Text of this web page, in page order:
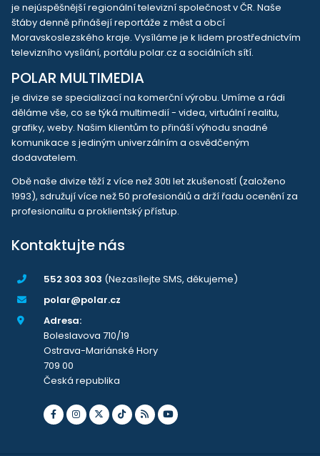
je nejúspěšnější regionální televizní společnost v ČR. Naše
štáby denně přinášejí reportáže z měst a obcí
Moravskoslezského kraje. Vysíláme je k lidem prostřednictvím
televizního vysílání, portálu polar.cz a sociálních sítí.
POLAR MULTIMEDIA
je divize se specializací na komerční výrobu. Umíme a rádi
děláme vše, co se týká multimedií - videa, virtuální realitu,
grafiky, weby. Našim klientům to přináší výhodu snadné
komunikace s jediným univerzálním a osvědčeným
dodavatelem.
Obě naše divize těží z více než 30ti let zkušeností (založeno
1993), sdružují více než 50 profesionálů a drží řadu ocenění za
profesionalitu a proklientský přístup.
Kontaktujte nás
552 303 303 (Nezasílejte SMS, děkujeme)
polar@polar.cz
Adresa:
Boleslavova 710/19
Ostrava-Mariánské Hory
709 00
Česká republika